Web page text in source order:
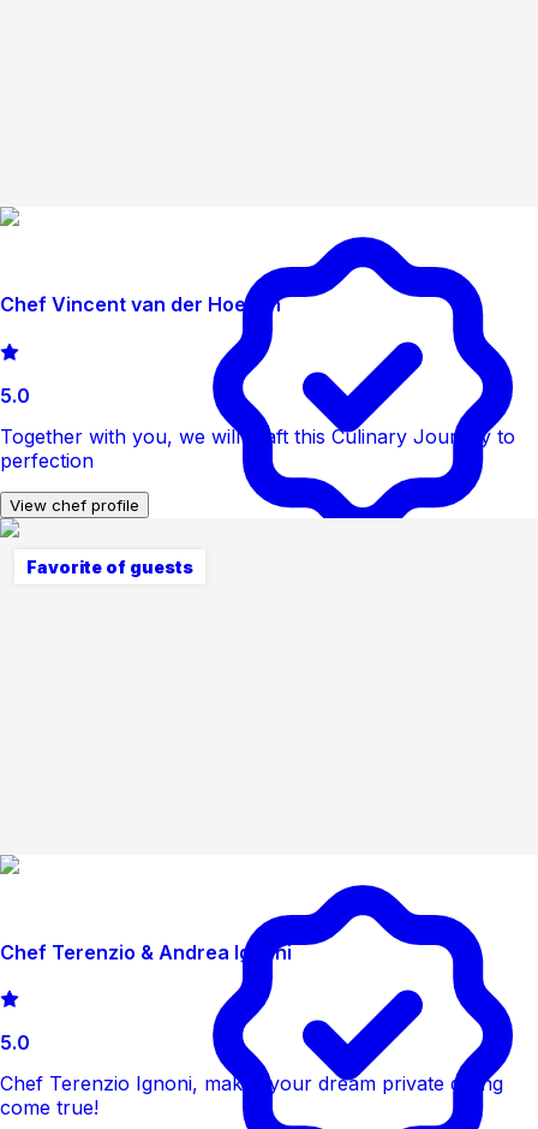
Chef Vincent van der Hoeven
5.0
Together with you, we will craft this Culinary Journey to
perfection
View chef profile
Favorite of guests
Chef Terenzio & Andrea Ignoni
5.0
Chef Terenzio Ignoni, makes your dream private dining
come true!